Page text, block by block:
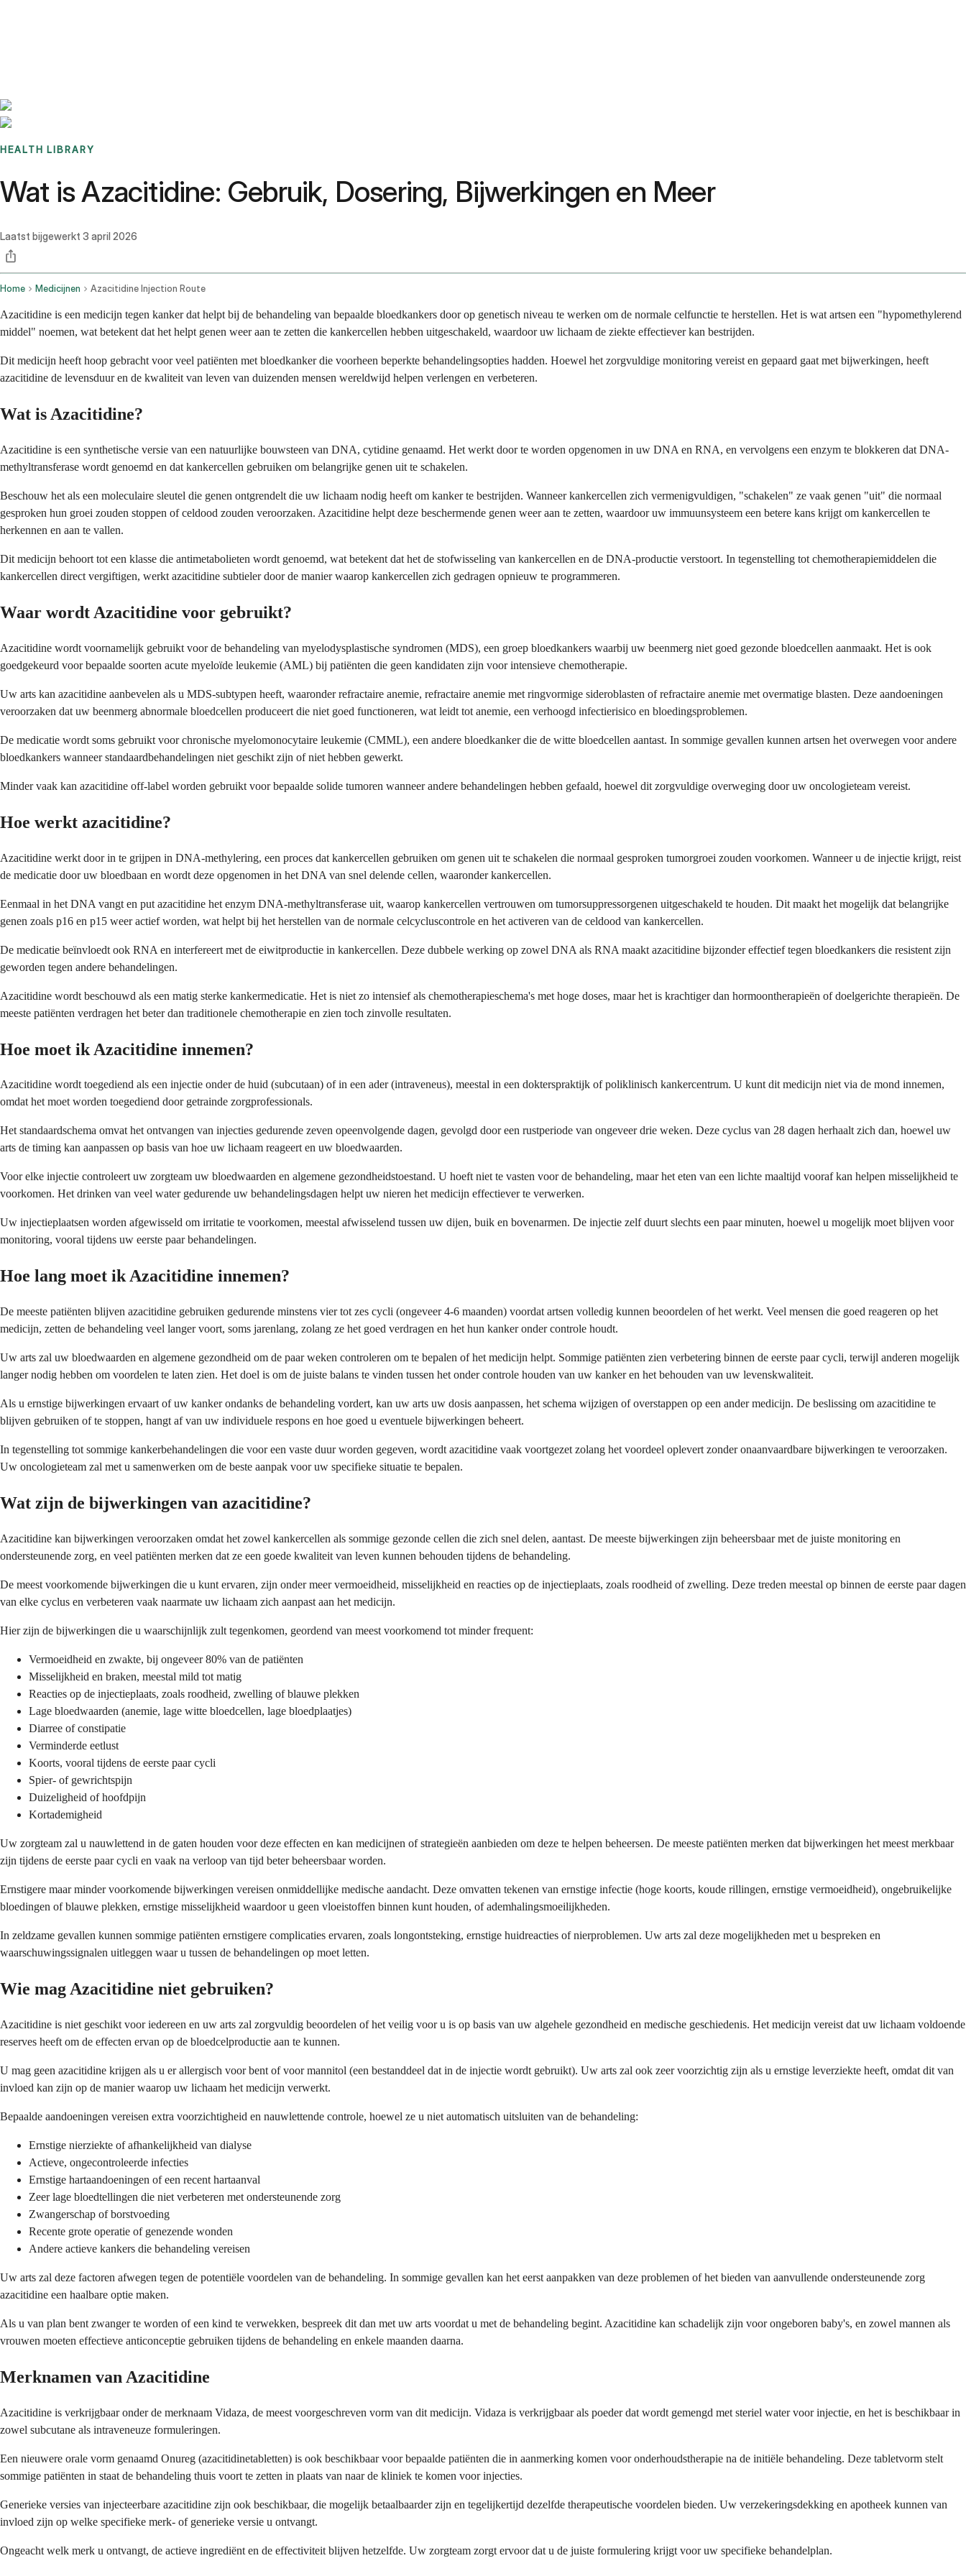
HEALTH LIBRARY
Wat is Azacitidine: Gebruik, Dosering, Bijwerkingen en Meer
Laatst bijgewerkt 3 april 2026
Home Medicijnen Azacitidine Injection Route
Azacitidine is een medicijn tegen kanker dat helpt bij de behandeling van bepaalde bloedkankers door op genetisch niveau te werken om de normale celfunctie te herstellen. Het is wat artsen een "hypomethylerend
middel" noemen, wat betekent dat het helpt genen weer aan te zetten die kankercellen hebben uitgeschakeld, waardoor uw lichaam de ziekte effectiever kan bestrijden.
Dit medicijn heeft hoop gebracht voor veel patiënten met bloedkanker die voorheen beperkte behandelingsopties hadden. Hoewel het zorgvuldige monitoring vereist en gepaard gaat met bijwerkingen, heeft
azacitidine de levensduur en de kwaliteit van leven van duizenden mensen wereldwijd helpen verlengen en verbeteren.
Wat is Azacitidine?
Azacitidine is een synthetische versie van een natuurlijke bouwsteen van DNA, cytidine genaamd. Het werkt door te worden opgenomen in uw DNA en RNA, en vervolgens een enzym te blokkeren dat DNA-
methyltransferase wordt genoemd en dat kankercellen gebruiken om belangrijke genen uit te schakelen.
Beschouw het als een moleculaire sleutel die genen ontgrendelt die uw lichaam nodig heeft om kanker te bestrijden. Wanneer kankercellen zich vermenigvuldigen, "schakelen" ze vaak genen "uit" die normaal
gesproken hun groei zouden stoppen of celdood zouden veroorzaken. Azacitidine helpt deze beschermende genen weer aan te zetten, waardoor uw immuunsysteem een betere kans krijgt om kankercellen te
herkennen en aan te vallen.
Dit medicijn behoort tot een klasse die antimetabolieten wordt genoemd, wat betekent dat het de stofwisseling van kankercellen en de DNA-productie verstoort. In tegenstelling tot chemotherapiemiddelen die
kankercellen direct vergiftigen, werkt azacitidine subtieler door de manier waarop kankercellen zich gedragen opnieuw te programmeren.
Waar wordt Azacitidine voor gebruikt?
Azacitidine wordt voornamelijk gebruikt voor de behandeling van myelodysplastische syndromen (MDS), een groep bloedkankers waarbij uw beenmerg niet goed gezonde bloedcellen aanmaakt. Het is ook
goedgekeurd voor bepaalde soorten acute myeloïde leukemie (AML) bij patiënten die geen kandidaten zijn voor intensieve chemotherapie.
Uw arts kan azacitidine aanbevelen als u MDS-subtypen heeft, waaronder refractaire anemie, refractaire anemie met ringvormige sideroblasten of refractaire anemie met overmatige blasten. Deze aandoeningen
veroorzaken dat uw beenmerg abnormale bloedcellen produceert die niet goed functioneren, wat leidt tot anemie, een verhoogd infectierisico en bloedingsproblemen.
De medicatie wordt soms gebruikt voor chronische myelomonocytaire leukemie (CMML), een andere bloedkanker die de witte bloedcellen aantast. In sommige gevallen kunnen artsen het overwegen voor andere
bloedkankers wanneer standaardbehandelingen niet geschikt zijn of niet hebben gewerkt.
Minder vaak kan azacitidine off-label worden gebruikt voor bepaalde solide tumoren wanneer andere behandelingen hebben gefaald, hoewel dit zorgvuldige overweging door uw oncologieteam vereist.
Hoe werkt azacitidine?
Azacitidine werkt door in te grijpen in DNA-methylering, een proces dat kankercellen gebruiken om genen uit te schakelen die normaal gesproken tumorgroei zouden voorkomen. Wanneer u de injectie krijgt, reist
de medicatie door uw bloedbaan en wordt deze opgenomen in het DNA van snel delende cellen, waaronder kankercellen.
Eenmaal in het DNA vangt en put azacitidine het enzym DNA-methyltransferase uit, waarop kankercellen vertrouwen om tumorsuppressorgenen uitgeschakeld te houden. Dit maakt het mogelijk dat belangrijke
genen zoals p16 en p15 weer actief worden, wat helpt bij het herstellen van de normale celcycluscontrole en het activeren van de celdood van kankercellen.
De medicatie beïnvloedt ook RNA en interfereert met de eiwitproductie in kankercellen. Deze dubbele werking op zowel DNA als RNA maakt azacitidine bijzonder effectief tegen bloedkankers die resistent zijn
geworden tegen andere behandelingen.
Azacitidine wordt beschouwd als een matig sterke kankermedicatie. Het is niet zo intensief als chemotherapieschema's met hoge doses, maar het is krachtiger dan hormoontherapieën of doelgerichte therapieën. De
meeste patiënten verdragen het beter dan traditionele chemotherapie en zien toch zinvolle resultaten.
Hoe moet ik Azacitidine innemen?
Azacitidine wordt toegediend als een injectie onder de huid (subcutaan) of in een ader (intraveneus), meestal in een dokterspraktijk of poliklinisch kankercentrum. U kunt dit medicijn niet via de mond innemen,
omdat het moet worden toegediend door getrainde zorgprofessionals.
Het standaardschema omvat het ontvangen van injecties gedurende zeven opeenvolgende dagen, gevolgd door een rustperiode van ongeveer drie weken. Deze cyclus van 28 dagen herhaalt zich dan, hoewel uw
arts de timing kan aanpassen op basis van hoe uw lichaam reageert en uw bloedwaarden.
Voor elke injectie controleert uw zorgteam uw bloedwaarden en algemene gezondheidstoestand. U hoeft niet te vasten voor de behandeling, maar het eten van een lichte maaltijd vooraf kan helpen misselijkheid te
voorkomen. Het drinken van veel water gedurende uw behandelingsdagen helpt uw nieren het medicijn effectiever te verwerken.
Uw injectieplaatsen worden afgewisseld om irritatie te voorkomen, meestal afwisselend tussen uw dijen, buik en bovenarmen. De injectie zelf duurt slechts een paar minuten, hoewel u mogelijk moet blijven voor
monitoring, vooral tijdens uw eerste paar behandelingen.
Hoe lang moet ik Azacitidine innemen?
De meeste patiënten blijven azacitidine gebruiken gedurende minstens vier tot zes cycli (ongeveer 4-6 maanden) voordat artsen volledig kunnen beoordelen of het werkt. Veel mensen die goed reageren op het
medicijn, zetten de behandeling veel langer voort, soms jarenlang, zolang ze het goed verdragen en het hun kanker onder controle houdt.
Uw arts zal uw bloedwaarden en algemene gezondheid om de paar weken controleren om te bepalen of het medicijn helpt. Sommige patiënten zien verbetering binnen de eerste paar cycli, terwijl anderen mogelijk
langer nodig hebben om voordelen te laten zien. Het doel is om de juiste balans te vinden tussen het onder controle houden van uw kanker en het behouden van uw levenskwaliteit.
Als u ernstige bijwerkingen ervaart of uw kanker ondanks de behandeling vordert, kan uw arts uw dosis aanpassen, het schema wijzigen of overstappen op een ander medicijn. De beslissing om azacitidine te
blijven gebruiken of te stoppen, hangt af van uw individuele respons en hoe goed u eventuele bijwerkingen beheert.
In tegenstelling tot sommige kankerbehandelingen die voor een vaste duur worden gegeven, wordt azacitidine vaak voortgezet zolang het voordeel oplevert zonder onaanvaardbare bijwerkingen te veroorzaken.
Uw oncologieteam zal met u samenwerken om de beste aanpak voor uw specifieke situatie te bepalen.
Wat zijn de bijwerkingen van azacitidine?
Azacitidine kan bijwerkingen veroorzaken omdat het zowel kankercellen als sommige gezonde cellen die zich snel delen, aantast. De meeste bijwerkingen zijn beheersbaar met de juiste monitoring en
ondersteunende zorg, en veel patiënten merken dat ze een goede kwaliteit van leven kunnen behouden tijdens de behandeling.
De meest voorkomende bijwerkingen die u kunt ervaren, zijn onder meer vermoeidheid, misselijkheid en reacties op de injectieplaats, zoals roodheid of zwelling. Deze treden meestal op binnen de eerste paar dagen
van elke cyclus en verbeteren vaak naarmate uw lichaam zich aanpast aan het medicijn.
Hier zijn de bijwerkingen die u waarschijnlijk zult tegenkomen, geordend van meest voorkomend tot minder frequent:
Vermoeidheid en zwakte, bij ongeveer 80% van de patiënten
Misselijkheid en braken, meestal mild tot matig
Reacties op de injectieplaats, zoals roodheid, zwelling of blauwe plekken
Lage bloedwaarden (anemie, lage witte bloedcellen, lage bloedplaatjes)
Diarree of constipatie
Verminderde eetlust
Koorts, vooral tijdens de eerste paar cycli
Spier- of gewrichtspijn
Duizeligheid of hoofdpijn
Kortademigheid
Uw zorgteam zal u nauwlettend in de gaten houden voor deze effecten en kan medicijnen of strategieën aanbieden om deze te helpen beheersen. De meeste patiënten merken dat bijwerkingen het meest merkbaar
zijn tijdens de eerste paar cycli en vaak na verloop van tijd beter beheersbaar worden.
Ernstigere maar minder voorkomende bijwerkingen vereisen onmiddellijke medische aandacht. Deze omvatten tekenen van ernstige infectie (hoge koorts, koude rillingen, ernstige vermoeidheid), ongebruikelijke
bloedingen of blauwe plekken, ernstige misselijkheid waardoor u geen vloeistoffen binnen kunt houden, of ademhalingsmoeilijkheden.
In zeldzame gevallen kunnen sommige patiënten ernstigere complicaties ervaren, zoals longontsteking, ernstige huidreacties of nierproblemen. Uw arts zal deze mogelijkheden met u bespreken en
waarschuwingssignalen uitleggen waar u tussen de behandelingen op moet letten.
Wie mag Azacitidine niet gebruiken?
Azacitidine is niet geschikt voor iedereen en uw arts zal zorgvuldig beoordelen of het veilig voor u is op basis van uw algehele gezondheid en medische geschiedenis. Het medicijn vereist dat uw lichaam voldoende
reserves heeft om de effecten ervan op de bloedcelproductie aan te kunnen.
U mag geen azacitidine krijgen als u er allergisch voor bent of voor mannitol (een bestanddeel dat in de injectie wordt gebruikt). Uw arts zal ook zeer voorzichtig zijn als u ernstige leverziekte heeft, omdat dit van
invloed kan zijn op de manier waarop uw lichaam het medicijn verwerkt.
Bepaalde aandoeningen vereisen extra voorzichtigheid en nauwlettende controle, hoewel ze u niet automatisch uitsluiten van de behandeling:
Ernstige nierziekte of afhankelijkheid van dialyse
Actieve, ongecontroleerde infecties
Ernstige hartaandoeningen of een recent hartaanval
Zeer lage bloedtellingen die niet verbeteren met ondersteunende zorg
Zwangerschap of borstvoeding
Recente grote operatie of genezende wonden
Andere actieve kankers die behandeling vereisen
Uw arts zal deze factoren afwegen tegen de potentiële voordelen van de behandeling. In sommige gevallen kan het eerst aanpakken van deze problemen of het bieden van aanvullende ondersteunende zorg
azacitidine een haalbare optie maken.
Als u van plan bent zwanger te worden of een kind te verwekken, bespreek dit dan met uw arts voordat u met de behandeling begint. Azacitidine kan schadelijk zijn voor ongeboren baby's, en zowel mannen als
vrouwen moeten effectieve anticonceptie gebruiken tijdens de behandeling en enkele maanden daarna.
Merknamen van Azacitidine
Azacitidine is verkrijgbaar onder de merknaam Vidaza, de meest voorgeschreven vorm van dit medicijn. Vidaza is verkrijgbaar als poeder dat wordt gemengd met steriel water voor injectie, en het is beschikbaar in
zowel subcutane als intraveneuze formuleringen.
Een nieuwere orale vorm genaamd Onureg (azacitidinetabletten) is ook beschikbaar voor bepaalde patiënten die in aanmerking komen voor onderhoudstherapie na de initiële behandeling. Deze tabletvorm stelt
sommige patiënten in staat de behandeling thuis voort te zetten in plaats van naar de kliniek te komen voor injecties.
Generieke versies van injecteerbare azacitidine zijn ook beschikbaar, die mogelijk betaalbaarder zijn en tegelijkertijd dezelfde therapeutische voordelen bieden. Uw verzekeringsdekking en apotheek kunnen van
invloed zijn op welke specifieke merk- of generieke versie u ontvangt.
Ongeacht welk merk u ontvangt, de actieve ingrediënt en de effectiviteit blijven hetzelfde. Uw zorgteam zorgt ervoor dat u de juiste formulering krijgt voor uw specifieke behandelplan.